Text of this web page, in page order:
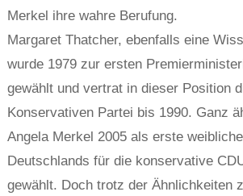
Merkel ihre wahre Berufung.
Margaret Thatcher, ebenfalls eine
wurde 1979 zur ersten
gewählt und vertrat in dieser Position
Konservativen Partei bis 1990. Ganz
Angela Merkel 2005 als erste
Deutschlands für die konservative
gewählt. Doch trotz der Ähnlichkeiten